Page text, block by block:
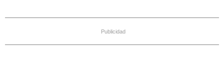
Publicidad